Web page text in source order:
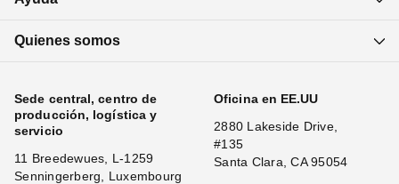
Quienes somos
Sede central, centro de
producción, logística y
servicio
11 Breedewues, L-1259
Senningerberg, Luxembourg
Oficina en EE.UU
2880 Lakeside Drive,
#135
Santa Clara, CA 95054